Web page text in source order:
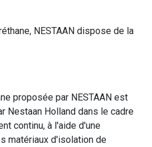
NESTAAN dispose de la
proposée par NESTAAN est
Nestaan Holland dans le cadre
continu, à l'aide d'une
matériaux d'isolation de